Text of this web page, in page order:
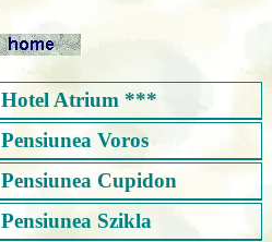
Hotel Atrium ***
Pensiunea Voros
Pensiunea Cupidon
Pensiunea Szikla